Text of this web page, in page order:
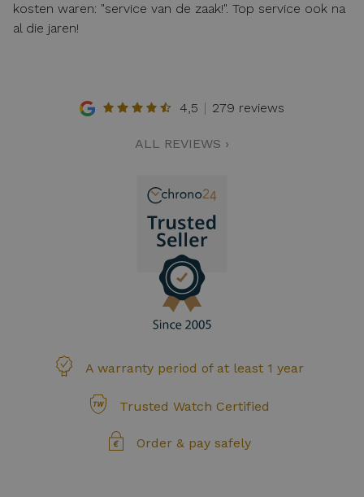
kosten waren: "service van de zaak!". Top service ook na
al die jaren!
4,5 279 reviews
ALL REVIEWS ›
A warranty period of at least 1 year
Trusted Watch Certified
Order & pay safely